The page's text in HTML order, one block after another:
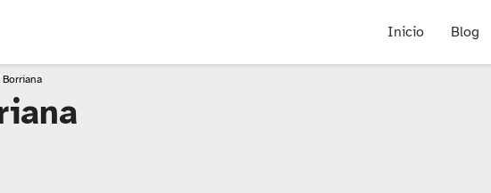
Inicio Blog